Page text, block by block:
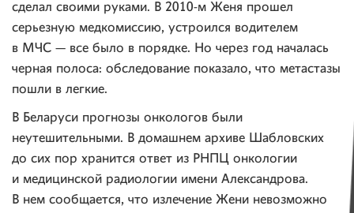
сделал своими руками. В 2010-м Женя прошел
серьезную медкомиссию, устроился водителем
в МЧС — все было в порядке. Но через год началась
черная полоса: обследование показало, что метастазы
пошли в легкие.
В Беларуси прогнозы онкологов были
неутешительными. В домашнем архиве Шабловских
до сих пор хранится ответ из РНПЦ онкологии
и медицинской радиологии имени Александрова.
В нем сообщается, что излечение Жени невозможно